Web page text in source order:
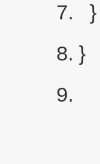
}
}